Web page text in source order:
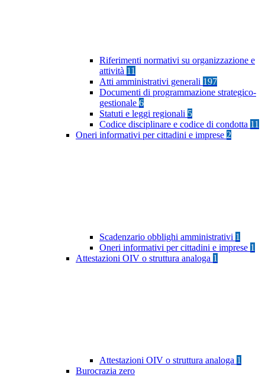
Riferimenti normativi su organizzazione e
attività 11
Atti amministrativi generali 197
Documenti di programmazione strategico-
gestionale 6
Statuti e leggi regionali 5
Codice disciplinare e codice di condotta 11
Oneri informativi per cittadini e imprese 2
Scadenzario obblighi amministrativi 1
Oneri informativi per cittadini e imprese 1
Attestazioni OIV o struttura analoga 1
Attestazioni OIV o struttura analoga 1
Burocrazia zero